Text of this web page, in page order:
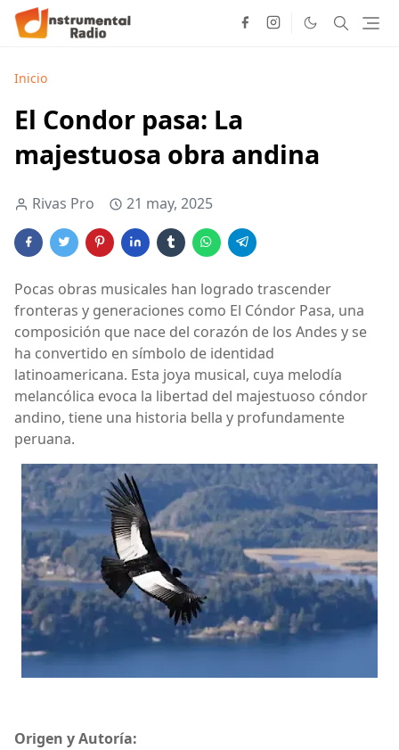
Inicio
El Condor pasa: La
majestuosa obra andina
Rivas Pro 21 may, 2025
Pocas obras musicales han logrado trascender
fronteras y generaciones como El Cóndor Pasa, una
composición que nace del corazón de los Andes y se
ha convertido en símbolo de identidad
latinoamericana. Esta joya musical, cuya melodía
melancólica evoca la libertad del majestuoso cóndor
andino, tiene una historia bella y profundamente
peruana.
Origen y Autoría: